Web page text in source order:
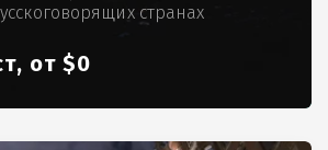
странах
от $0